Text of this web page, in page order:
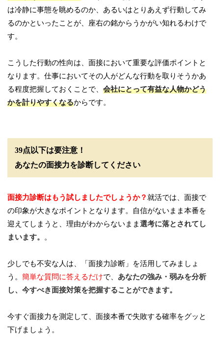
は冷静に事態を眺めるのか、あるいはとりあえず行動してみ
るのかといったことが、座右の銘からうかがい知れるわけで
す。
こうした行動の性向は、面接において重要な評価ポイントと
なります。仕事においてその人がどんな行動を取りそうかあ
る程度把握しておくことで、 会社にとって有益な人物かどう
かを計りやすくなるからです。
39点以下は要注意！
あなたの面接力を診断してください
面接力診断はもう試しましたでしょうか？就活では、面接で
の印象が大きなポイントとなります。自信がないまま本番を
迎えてしまうと、理由がわからないまま選考に落とされてし
まいます。 。
少しでも不安な人は、「面接力診断」を活用してみましょ
う。 簡単な質問に答えるだけで、 あなたの強み・弱みを分析
し、今すべき面接対策を把握することができます。
今すぐ面接力を測定して、面接本番で失敗する確率をグッと
下げましょう。